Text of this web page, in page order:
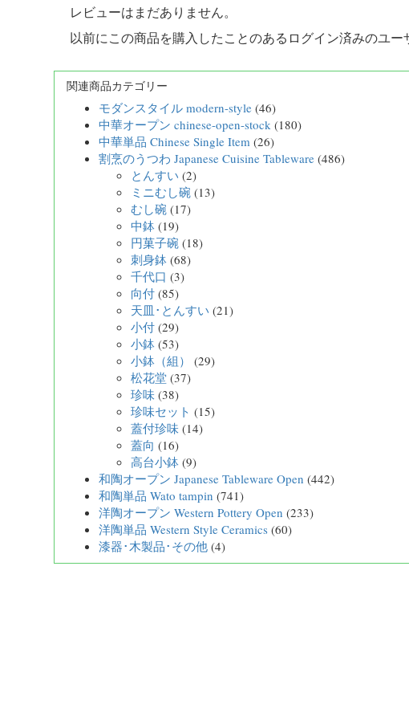
レビューはまだありません。
以前にこの商品を購入したことのあるログイン済みのユー
関連商品カテゴリー
モダンスタイル modern-style (46)
中華オープン chinese-open-stock (180)
中華単品 Chinese Single Item (26)
割烹のうつわ Japanese Cuisine Tableware (486)
とんすい (2)
ミニむし碗 (13)
むし碗 (17)
中鉢 (19)
円菓子碗 (18)
刺身鉢 (68)
千代口 (3)
向付 (85)
天皿･とんすい (21)
小付 (29)
小鉢 (53)
小鉢（組）
(29)
松花堂 (37)
珍味 (38)
珍味セット (15)
蓋付珍味 (14)
蓋向 (16)
高台小鉢 (9)
和陶オープン Japanese Tableware Open (442)
和陶単品 Wato tampin (741)
洋陶オープン Western Pottery Open (233)
洋陶単品 Western Style Ceramics (60)
漆器･木製品･その他 (4)